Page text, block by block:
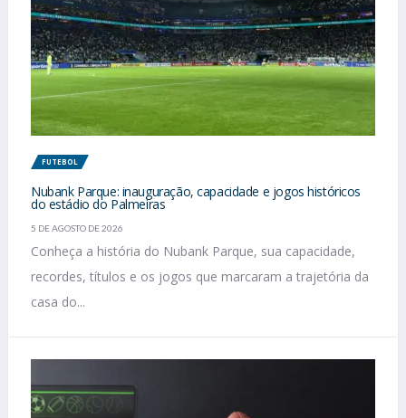
FUTEBOL
Nubank Parque: inauguração, capacidade e jogos históricos
do estádio do Palmeiras
5 DE AGOSTO DE 2026
Conheça a história do Nubank Parque, sua capacidade,
recordes, títulos e os jogos que marcaram a trajetória da
casa do...